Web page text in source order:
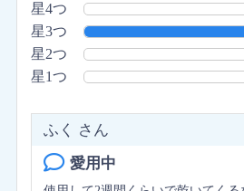
星4つ
星3つ
星2つ
星1つ
ふく さん
愛用中